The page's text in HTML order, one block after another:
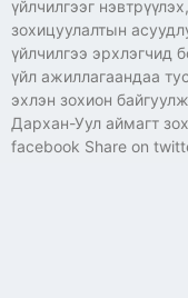
үйлчилгээг
зохицуулалтын
үйлчилгээ эрхлэгчид
үйл ажиллагаандаа
эхлэн зохион
Дархан-Уул аймагт
facebook Share on